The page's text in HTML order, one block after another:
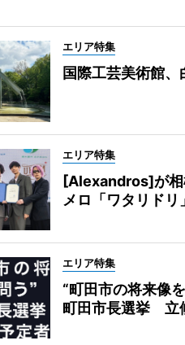
エリア特集
国際工芸美術館
エリア特集
[Alexandros]が相
メロ「ワタリド
エリア特集
“町田市の将来像
町田市長選挙 立